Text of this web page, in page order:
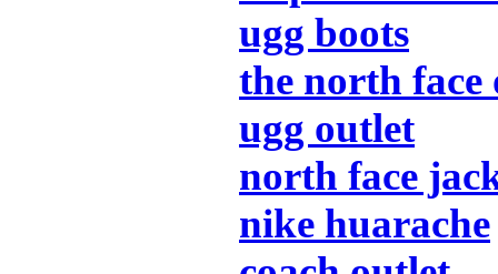
ugg boots
the north face
ugg outlet
north face
nike huarache